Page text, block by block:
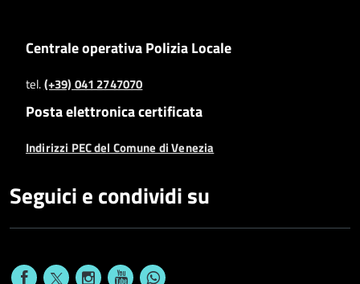
Centrale operativa Polizia Locale
tel.(+39) 041 2747070
Posta elettronica certificata
Indirizzi PEC del Comune di Venezia
Seguici e condividi su